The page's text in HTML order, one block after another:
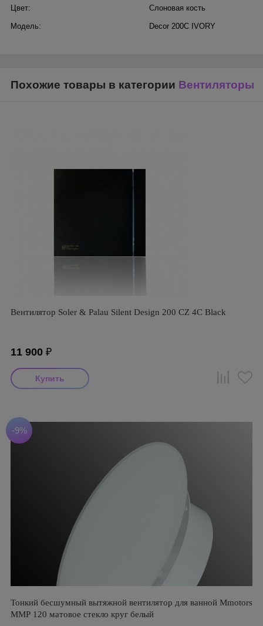
Цвет: Слоновая кость
Модель: Decor 200C IVORY
Похожие товары в категории Вентиляторы
Вентилятор Soler & Palau Silent Design 200 CZ 4C Black
11 900 ₽
-9%
Тонкий бесшумный вытяжной вентилятор для ванной Mmotors
ММР 120 матовое стекло круг белый